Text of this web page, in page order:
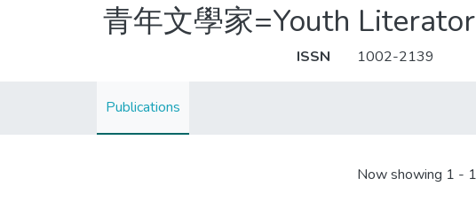
青年文學家=Youth Literator
ISSN 1002-2139
Publications
Now showing 1 -